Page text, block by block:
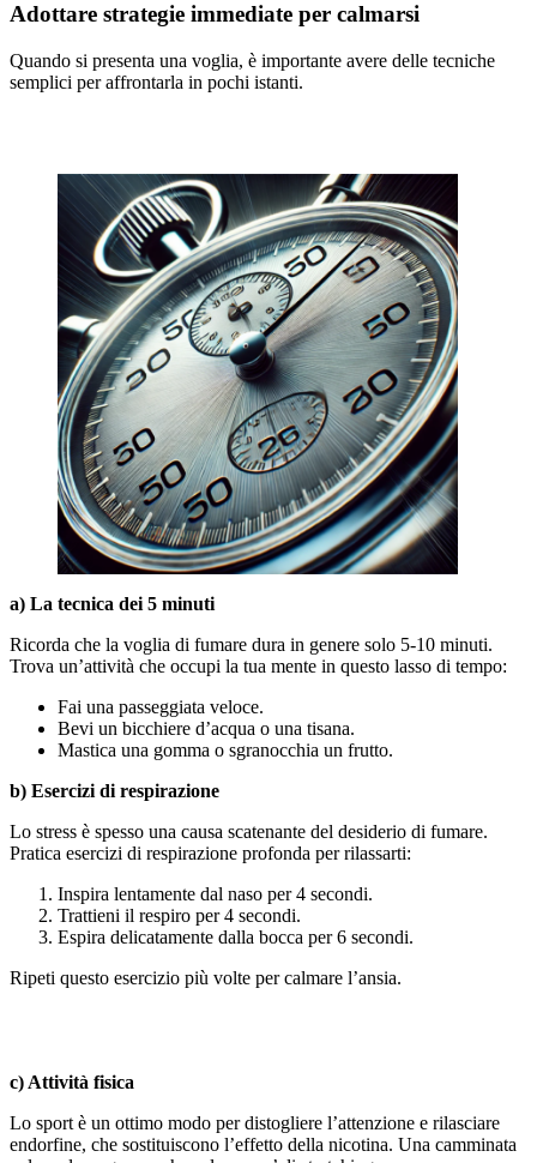
Adottare strategie immediate per calmarsi
Quando si presenta una voglia, è importante avere delle tecniche
semplici per affrontarla in pochi istanti.
a) La tecnica dei 5 minuti
Ricorda che la voglia di fumare dura in genere solo 5-10 minuti.
Trova un’attività che occupi la tua mente in questo lasso di tempo:
Fai una passeggiata veloce.
Bevi un bicchiere d’acqua o una tisana.
Mastica una gomma o sgranocchia un frutto.
b) Esercizi di respirazione
Lo stress è spesso una causa scatenante del desiderio di fumare.
Pratica esercizi di respirazione profonda per rilassarti:
Inspira lentamente dal naso per 4 secondi.
Trattieni il respiro per 4 secondi.
Espira delicatamente dalla bocca per 6 secondi.
Ripeti questo esercizio più volte per calmare l’ansia.
c) Attività fisica
Lo sport è un ottimo modo per distogliere l’attenzione e rilasciare
endorfine, che sostituiscono l’effetto della nicotina. Una camminata